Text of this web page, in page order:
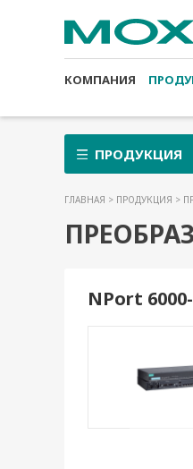
КОМПАНИЯ
ПРОДУКЦИЯ
ГЛАВНАЯ > ПРОДУКЦИЯ >
NPort